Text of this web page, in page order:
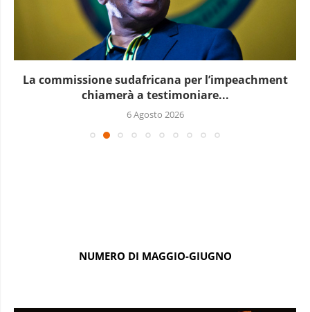
La commissione sudafricana per l’impeachment
chiamerà a testimoniare...
6 Agosto 2026
NUMERO DI MAGGIO-GIUGNO